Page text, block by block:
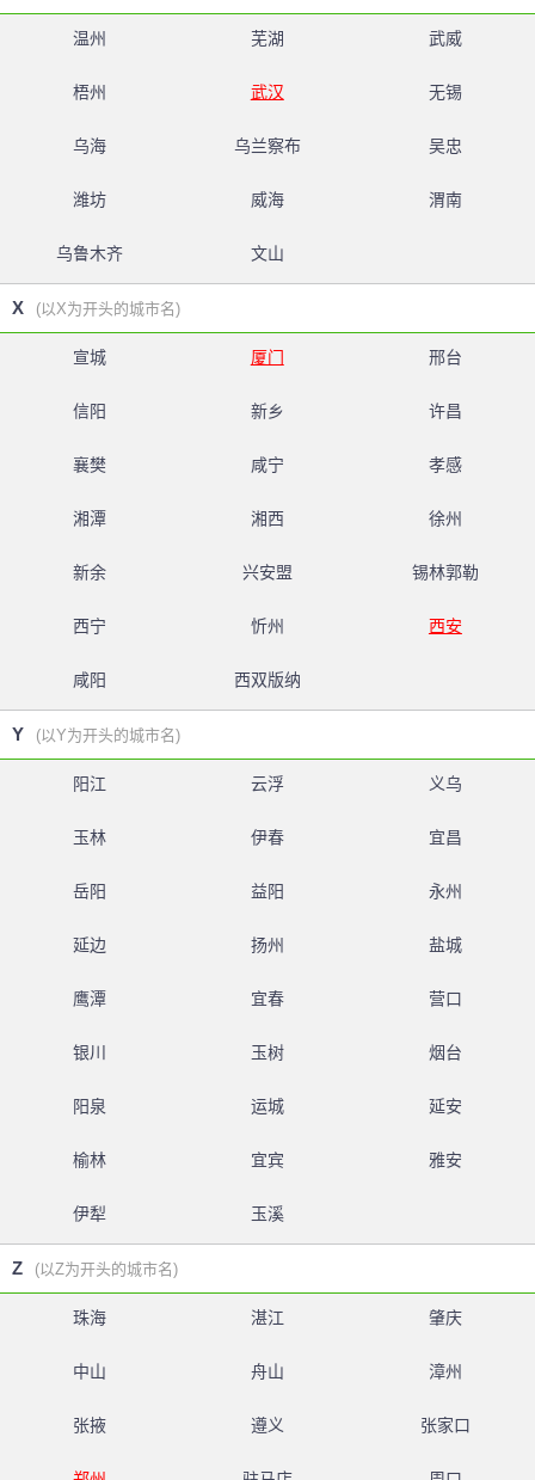
温州 芜湖 武威
梧州 武汉 无锡
乌海 乌兰察布 吴忠
潍坊 威海 渭南
乌鲁木齐 文山
X (以X为开头的城市名)
宣城 厦门 邢台
信阳 新乡 许昌
襄樊 咸宁 孝感
湘潭 湘西 徐州
新余 兴安盟 锡林郭勒
西宁 忻州 西安
咸阳 西双版纳
Y (以Y为开头的城市名)
阳江 云浮 义乌
玉林 伊春 宜昌
岳阳 益阳 永州
延边 扬州 盐城
鹰潭 宜春 营口
银川 玉树 烟台
阳泉 运城 延安
榆林 宜宾 雅安
伊犁 玉溪
Z (以Z为开头的城市名)
珠海 湛江 肇庆
中山 舟山 漳州
张掖 遵义 张家口